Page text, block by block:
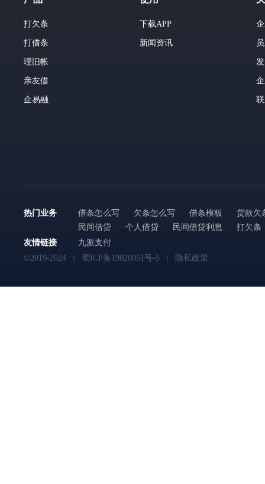
打欠条
打借条
理旧帐
亲友借
企易融
下载APP
新闻资讯
热门业务 借条怎么写 欠条怎么写 借条模板
货款欠
民间借贷
个人借贷 民间借贷利息
打欠条
友情链接
九派支付
©2019-2024
蜀ICP备19020051号-5 隐私政策